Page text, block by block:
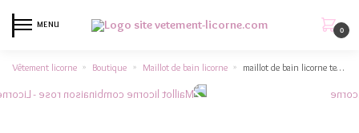
MENU
0
Vêtement licorne » Boutique » Maillot de bain licorne » maillot de bain licorne tenue intégrale rose